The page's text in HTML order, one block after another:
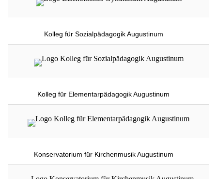
Kolleg für Sozialpädagogik Augustinum
Kolleg für Elementarpädagogik Augustinum
Konservatorium für Kirchenmusik Augustinum